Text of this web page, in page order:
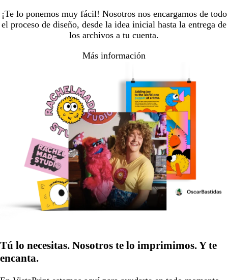
¡Te lo ponemos muy fácil! Nosotros nos encargamos de todo
el proceso de diseño, desde la idea inicial hasta la entrega de
los archivos a tu cuenta.
Más información
Tú lo necesitas. Nosotros te lo imprimimos. Y te
encanta.